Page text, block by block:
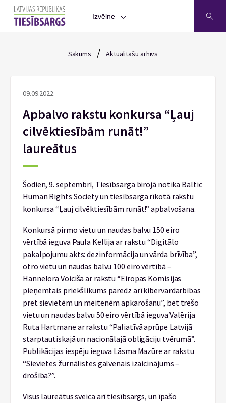
Izvēlne
Sākums / Aktualitāšu arhīvs
09.09.2022.
Apbalvo rakstu konkursa “Ļauj
cilvēktiesībām runāt!”
laureātus
Šodien, 9. septembrī, Tiesībsarga birojā notika Baltic
Human Rights Society un tiesībsarga rīkotā rakstu
konkursa “Ļauj cilvēktiesībām runāt!” apbalvošana.
Konkursā pirmo vietu un naudas balvu 150 eiro
vērtībā ieguva Paula Kellija ar rakstu “Digitālo
pakalpojumu akts: dezinformācija un vārda brīvība”,
otro vietu un naudas balvu 100 eiro vērtībā –
Hannelora Voiciša ar rakstu “Eiropas Komisijas
pieņemtais priekšlikums paredz arī kibervardarbības
pret sievietēm un meitenēm apkarošanu”, bet trešo
vietu un naudas balvu 50 eiro vērtībā ieguva Valērija
Ruta Hartmane ar rakstu “Paliatīvā aprūpe Latvijā
starptautiskajā un nacionālajā obligāciju tvērumā”.
Publikācijas iespēju ieguva Lāsma Mazūre ar rakstu
“Sievietes žurnālistes galvenais izaicinājums –
drošība?”.
Visus laureātus sveica arī tiesībsargs, un īpašo